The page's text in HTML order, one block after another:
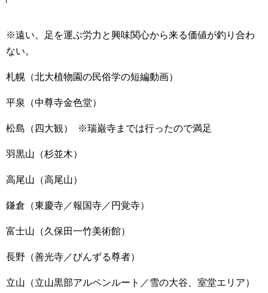
※遠い。足を運ぶ労力と興味関心から来る価値が釣り合わ
ない。
札幌（北大植物園の民俗学の短編動画）
平泉（中尊寺金色堂）
松島（四大観） ※瑞巌寺までは行ったので満足
羽黒山（杉並木）
高尾山（高尾山）
鎌倉（東慶寺／報国寺／円覚寺）
富士山（久保田一竹美術館）
長野（善光寺／びんずる尊者）
立山（立山黒部アルペンルート／雪の大谷、室堂エリア）